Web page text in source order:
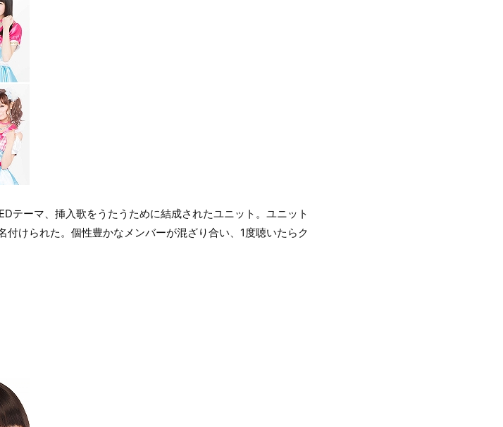
テーマ、挿入歌をうたうために結成されたユニット。ユニット
けられた。個性豊かなメンバーが混ざり合い、1度聴いたらク